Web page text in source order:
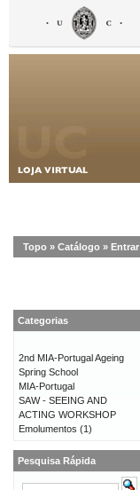
Topo » Catálogo » Entrar
Categorias
2nd MIA-Portugal Ageing
Spring School
MIA-Portugal
SAW - SEEING AND
ACTING WORKSHOP
Emolumentos (1)
Pesquisa Rápida